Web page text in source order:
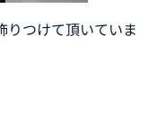
りつけて頂いていま